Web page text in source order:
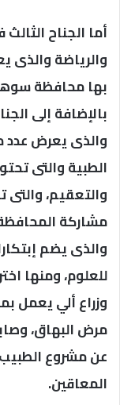
أما الجناح
والرياضة والذى
بها محافظة
بالإضافة إلى
والذى يعرض عدد
الطبية والتى
والتعقيم، والتى
مشاركة
والذى يضم
للعلوم، ومنها
وزراع ألي يعمل
مرض البهاق،
عن مشروع الطبيب
المعاقين.